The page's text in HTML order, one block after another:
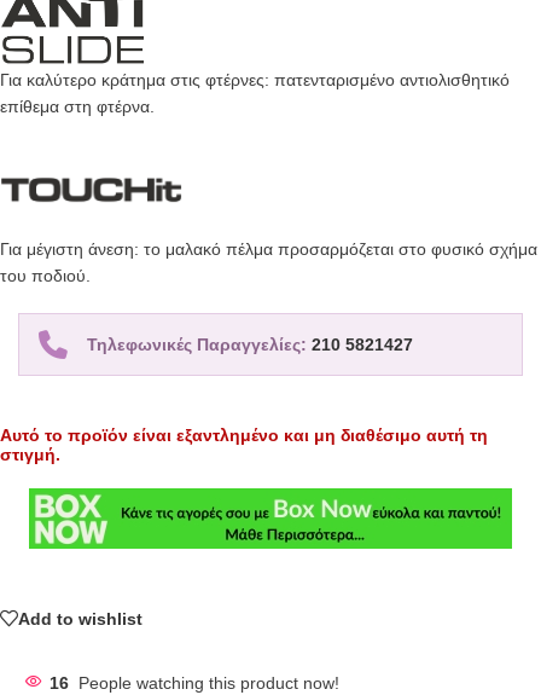
Για καλύτερο κράτημα στις φτέρνες: πατενταρισμένο αντιολισθητικό
επίθεμα στη φτέρνα.
Για μέγιστη άνεση: το μαλακό πέλμα προσαρμόζεται στο φυσικό σχήμα
του ποδιού.
Τηλεφωνικές Παραγγελίες: 210 5821427
Αυτό το προϊόν είναι εξαντλημένο και μη διαθέσιμο αυτή τη
στιγμή.
Add to wishlist
16 People watching this product now!